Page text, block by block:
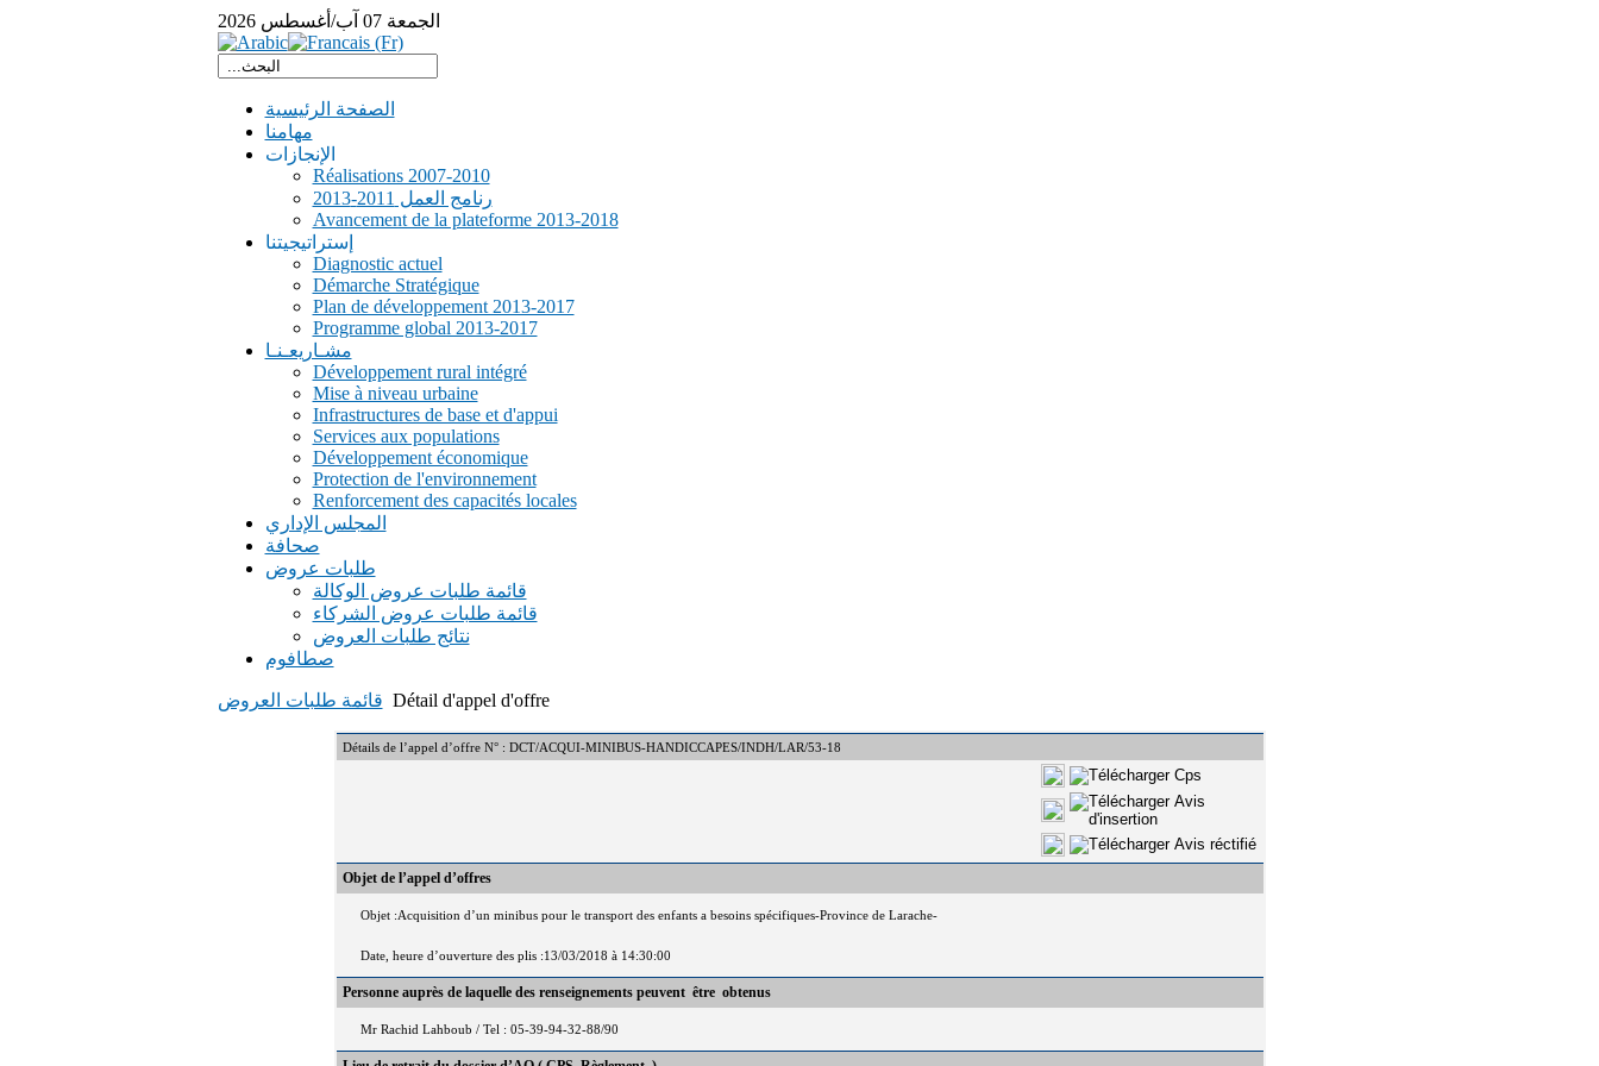
الجمعة 07 آب/أغسطس 2026
الصفحة الرئيسية
مهامنا
الإنجازات
Réalisations 2007-2010
رنامج العمل 2011-2013
Avancement de la plateforme 2013-2018
إستراتيجيتنا
Diagnostic actuel
Démarche Stratégique
Plan de développement 2013-2017
Programme global 2013-2017
مشـاريعـنـا
Développement rural intégré
Mise à niveau urbaine
Infrastructures de base et d'appui
Services aux populations
Développement économique
Protection de l'environnement
Renforcement des capacités locales
المجلس الإداري
صحافة
طلبات عروض
قائمة طلبات عروض الوكالة
قائمة طلبات عروض الشركاء
نتائج طلبات العروض
صطافوم
قائمة طلبات العروض Détail d'appel d'offre
Détails de l’appel d’offre N° : DCT/ACQUI-MINIBUS-HANDICCAPES/INDH/LAR/53-18
Objet de l’appel d’offres
Objet :Acquisition d’un minibus pour le transport des enfants a besoins spécifiques-Province de Larache-
Date, heure d’ouverture des plis :13/03/2018 à 14:30:00
Personne auprès de laquelle des renseignements peuvent être obtenus
Mr Rachid Lahboub / Tel : 05-39-94-32-88/90